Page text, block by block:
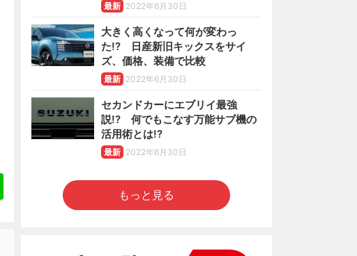
最新 2022年6月30日
大きく高くなって何が変わっ
た!? 日産新旧キックスをサイ
ズ、価格、装備で比較
最新 2022年6月30日
セカンドカーにエブリイ最強
説!? 何でもこなす万能サブ機の
活用術とは!?
最新 2022年6月30日
もっと見る